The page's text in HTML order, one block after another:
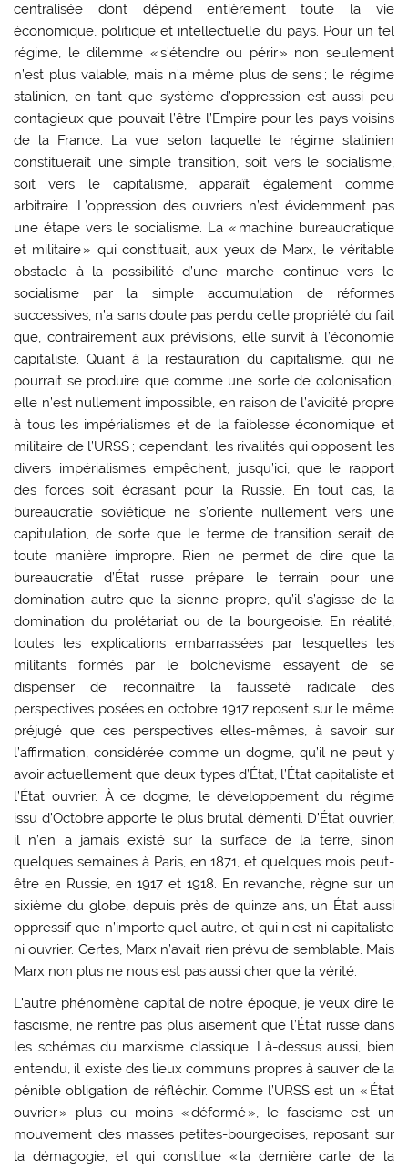
centralisée dont dépend entièrement toute la vie
économique, politique et intellectuelle du pays. Pour un tel
régime, le dilemme « s’étendre ou périr » non seulement
n’est plus valable, mais n’a même plus de sens ; le régime
stalinien, en tant que système d’oppression est aussi peu
contagieux que pouvait l’être l’Empire pour les pays voisins
de la France. La vue selon laquelle le régime stalinien
constituerait une simple transition, soit vers le socialisme,
soit vers le capitalisme, apparaît également comme
arbitraire. L’oppression des ouvriers n’est évidemment pas
une étape vers le socialisme. La « machine bureaucratique
et militaire » qui constituait, aux yeux de Marx, le véritable
obstacle à la possibilité d’une marche continue vers le
socialisme par la simple accumulation de réformes
successives, n’a sans doute pas perdu cette propriété du fait
que, contrairement aux prévisions, elle survit à l’économie
capitaliste. Quant à la restauration du capitalisme, qui ne
pourrait se produire que comme une sorte de colonisation,
elle n’est nullement impossible, en raison de l’avidité propre
à tous les impérialismes et de la faiblesse économique et
militaire de l’URSS ; cependant, les rivalités qui opposent les
divers impérialismes empêchent, jusqu’ici, que le rapport
des forces soit écrasant pour la Russie. En tout cas, la
bureaucratie soviétique ne s’oriente nullement vers une
capitulation, de sorte que le terme de transition serait de
toute manière impropre. Rien ne permet de dire que la
bureaucratie d’État russe prépare le terrain pour une
domination autre que la sienne propre, qu’il s’agisse de la
domination du prolétariat ou de la bourgeoisie. En réalité,
toutes les explications embarrassées par lesquelles les
militants formés par le bolchevisme essayent de se
dispenser de reconnaître la fausseté radicale des
perspectives posées en octobre 1917 reposent sur le même
préjugé que ces perspectives elles-mêmes, à savoir sur
l’affirmation, considérée comme un dogme, qu’il ne peut y
avoir actuellement que deux types d’État, l’État capitaliste et
l’État ouvrier. À ce dogme, le développement du régime
issu d’Octobre apporte le plus brutal démenti. D’État ouvrier,
il n’en a jamais existé sur la surface de la terre, sinon
quelques semaines à Paris, en 1871, et quelques mois peut-
être en Russie, en 1917 et 1918. En revanche, règne sur un
sixième du globe, depuis près de quinze ans, un État aussi
oppressif que n’importe quel autre, et qui n’est ni capitaliste
ni ouvrier. Certes, Marx n’avait rien prévu de semblable. Mais
Marx non plus ne nous est pas aussi cher que la vérité.
L’autre phénomène capital de notre époque, je veux dire le
fascisme, ne rentre pas plus aisément que l’État russe dans
les schémas du marxisme classique. Là-dessus aussi, bien
entendu, il existe des lieux communs propres à sauver de la
pénible obligation de réfléchir. Comme l’URSS est un « État
ouvrier » plus ou moins « déformé », le fascisme est un
mouvement des masses petites-bourgeoises, reposant sur
la démagogie, et qui constitue « la dernière carte de la